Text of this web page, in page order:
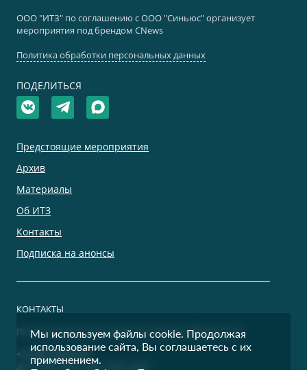
ООО "ИТЗ" по соглашению с ООО "Синьюс" организует
мероприятия под брендом CNews
Политика обработки персональных данных
ПОДЕЛИТЬСЯ
Предстоящие мероприятия
Архив
Материалы
Об ИТЗ
Контакты
Подписка на анонсы
КОНТАКТЫ
По дополнительным вопросам просим обращаться:
+7 (495) 500-00-36
доб. 9400, 9401, 9402, 9403, 9404
Мы используем файлы cookie. Продолжая
использование сайта, Вы соглашаетесь с их
применением.